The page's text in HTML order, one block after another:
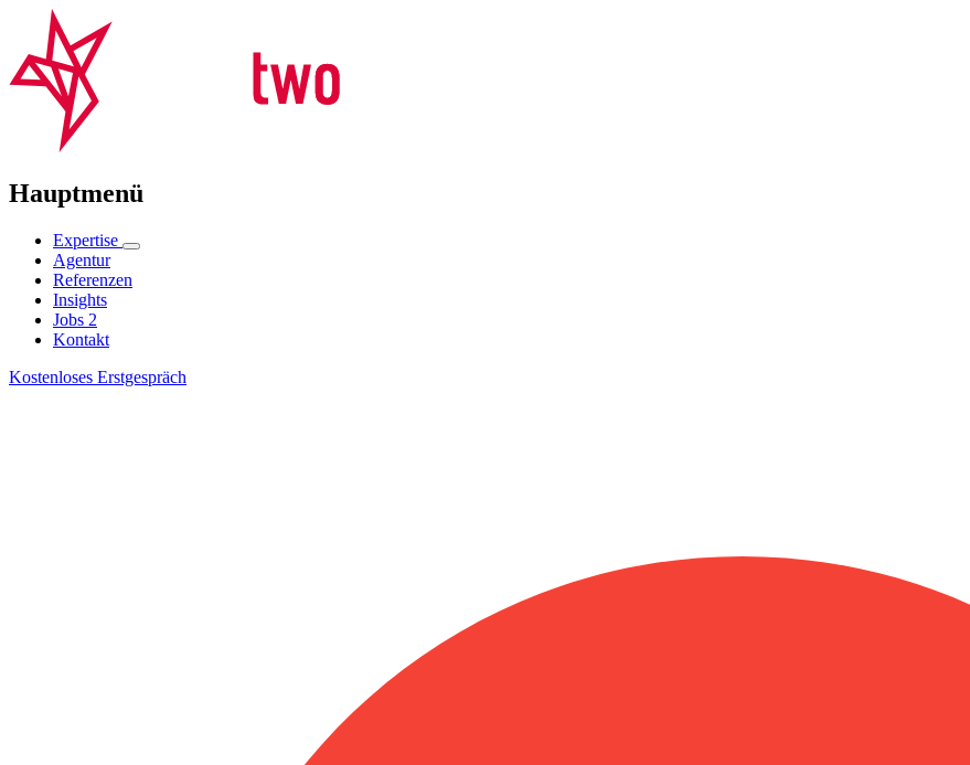
Hauptmenü
Expertise
Agentur
Referenzen
Insights
Jobs 2
Kontakt
Kostenloses Erstgespräch